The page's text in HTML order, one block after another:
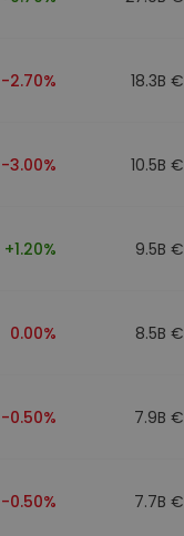
-2.70% 18.3B €
-3.00% 10.5B €
+1.20% 9.5B €
0.00% 8.5B €
-0.50% 7.9B €
-0.50% 7.7B €